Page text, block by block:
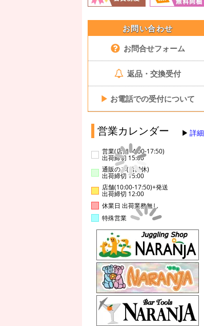
お問い合わせ
お問合せフォーム
返品・交換受付
▶ お電話での受付について
営業カレンダー 詳細
営業(店舗14:00-17:50)
出荷締切 15:00
通販のみ(店舗休)
出荷締切 15:00
店舗(10:00-17:50)+発送
出荷締切 12:00
休業日 出荷業務無し
特殊営業